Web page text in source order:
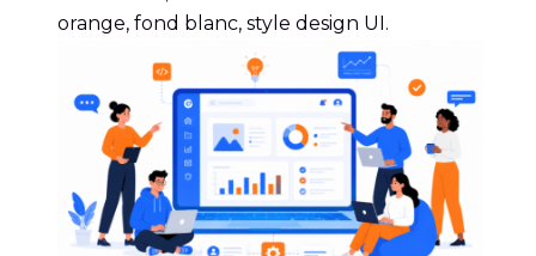
orange, fond blanc, style design UI.